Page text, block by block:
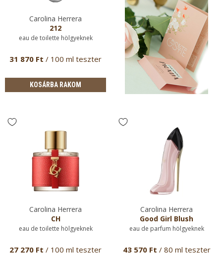
Carolina Herrera
212
eau de toilette hölgyeknek
31 870 Ft / 100 ml teszter
KOSÁRBA RAKOM
Carolina Herrera
CH
eau de toilette hölgyeknek
27 270 Ft / 100 ml teszter
Carolina Herrera
Good Girl Blush
eau de parfum hölgyeknek
43 570 Ft / 80 ml teszter